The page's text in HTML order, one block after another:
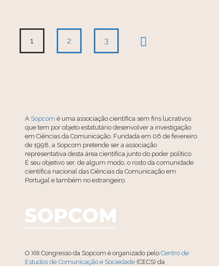
1 2 3
A Sopcom é uma associação científica sem fins lucrativos
que tem por objeto estatutário desenvolver a investigação
em Ciências da Comunicação. Fundada em 06 de fevereiro
de 1998, a Sopcom pretende ser a associação
representativa desta área científica junto do poder político.
É seu objetivo ser, de algum modo, o rosto da comunidade
científica nacional das Ciências da Comunicação em
Portugal e também no estrangeiro.
O XIII Congresso da Sopcom é organizado peloCentro de
Estudos de Comunicação e Sociedade (CECS) da